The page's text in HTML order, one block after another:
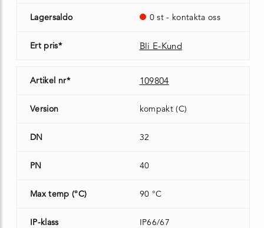
Lagersaldo 0 st - kontakta oss
Ert pris* Bli E-Kund
Artikel nr* 109804
Version kompakt (C)
DN 32
PN 40
Max temp (°C) 90 °C
IP-klass IP66/67